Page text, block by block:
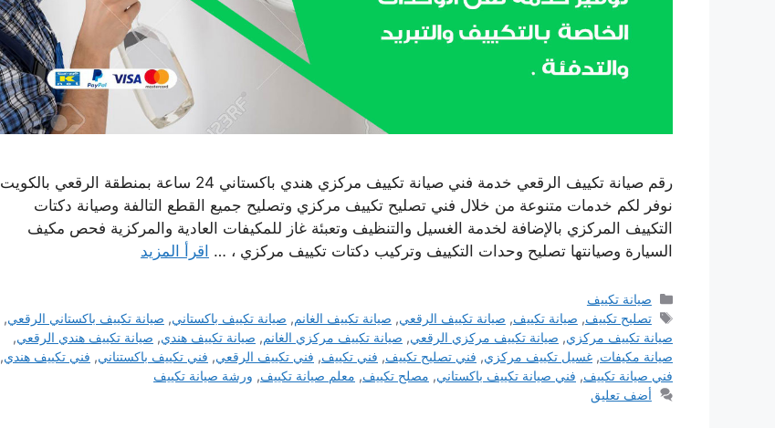
رقم صيانة تكييف الرقعي خدمة فني صيانة تكييف مركزي هندي باكستاني 24 ساعة بمنطقة الرقعي بالكويت
نوفر لكم خدمات متنوعة من خلال فني تصليح تكييف مركزي وتصليح جميع القطع التالفة وصيانة دكتات
التكييف المركزي بالإضافة لخدمة الغسيل والتنظيف وتعبئة غاز للمكيفات العادية والمركزية فحص مكيف
السيارة وصيانتها تصليح وحدات التكييف وتركيب دكتات تكييف مركزي ، … اقرأ المزيد
التصنيفات
صيانة تكييف
الوسوم
تصليح تكييف, صيانة تكييف, صيانة تكييف الرقعي, صيانة تكييف الغانم, صيانة تكييف باكستاني, صيانة تكييف باكستاني الرقعي,
صيانة تكييف مركزي, صيانة تكييف مركزي الرقعي, صيانة تكييف مركزي الغانم, صيانة تكييف هندي, صيانة تكييف هندي الرقعي,
صيانة مكيفات, غسيل تكييف مركزي, فني تصليح تكييف, فني تكييف, فني تكييف الرقعي, فني تكييف باكستناني, فني تكييف هندي,
فني صيانة تكييف, فني صيانة تكييف باكستاني, مصلح تكييف, معلم صيانة تكييف, ورشة صيانة تكييف
أضف تعليق